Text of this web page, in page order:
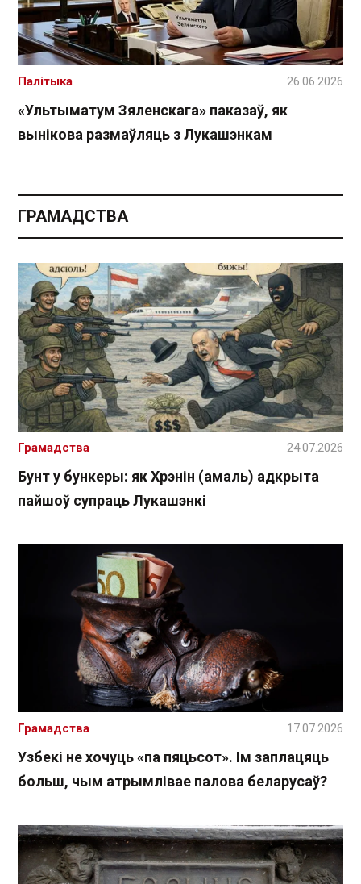
«Ультыматум Зяленскага» паказаў, як
вынікова размаўляць з Лукашэнкам
Палітыка 26.06.2026
ГРАМАДСТВА
Бунт у бункеры: як Хрэнін (амаль) адкрыта
пайшоў супраць Лукашэнкі
Грамадства 24.07.2026
Узбекі не хочуць «па пяцьсот». Ім заплацяць
больш, чым атрымлівае палова беларусаў?
Грамадства 17.07.2026